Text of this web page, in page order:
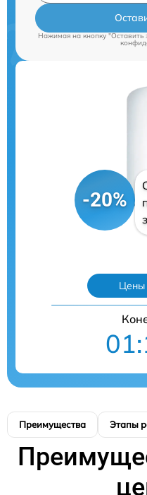
Нажимая на кнопку "Оставить
-20%
Цены
Преимущества Этапы